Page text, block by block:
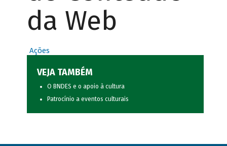
da Web
Ações
VEJA TAMBÉM
O BNDES e o apoio à cultura
Patrocínio a eventos culturais